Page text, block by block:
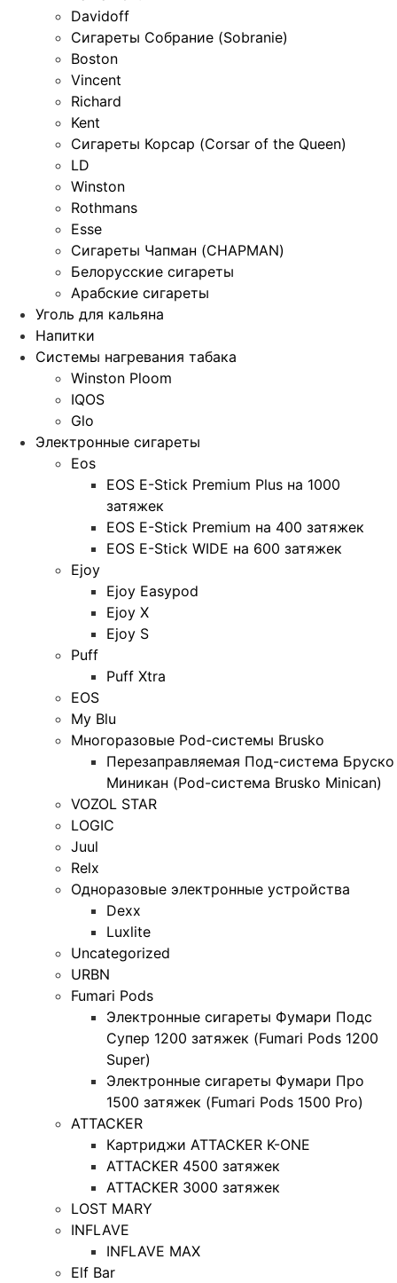
Davidoff
Сигареты Собрание (Sobranie)
Boston
Vincent
Richard
Kent
Сигареты Корсар (Corsar of the Queen)
LD
Winston
Rothmans
Esse
Сигареты Чапман (CHAPMAN)
Белорусские сигареты
Арабские сигареты
Уголь для кальяна
Напитки
Системы нагревания табака
Winston Ploom
IQOS
Glo
Электронные сигареты
Eos
EOS E-Stick Premium Plus на 1000
затяжек
EOS E-Stick Premium на 400 затяжек
EOS E-Stick WIDE на 600 затяжек
Ejoy
Ejoy Easypod
Ejoy X
Ejoy S
Puff
Puff Xtra
EOS
My Blu
Многоразовые Pod-системы Brusko
Перезаправляемая Под-система Бруско
Миникан (Pod-система Brusko Minican)
VOZOL STAR
LOGIC
Juul
Relx
Одноразовые электронные устройства
Dexx
Luxlite
Uncategorized
URBN
Fumari Pods
Электронные сигареты Фумари Подс
Супер 1200 затяжек (Fumari Pods 1200
Super)
Электронные сигареты Фумари Про
1500 затяжек (Fumari Pods 1500 Pro)
ATTACKER
Картриджи ATTACKER K-ONE
ATTACKER 4500 затяжек
ATTACKER 3000 затяжек
LOST MARY
INFLAVE
INFLAVE MAX
Elf Bar